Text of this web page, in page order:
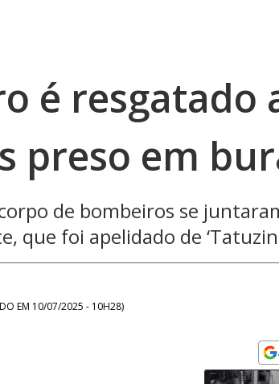
é resgatado
preso em
de bombeiros se
que foi apelidado de
EM 10/07/2025 - 10H28)